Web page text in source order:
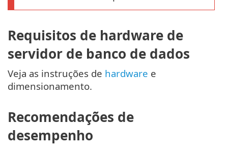
Requisitos de hardware de
servidor de banco de dados
Veja as instruções de hardware e
dimensionamento.
Recomendações de
desempenho